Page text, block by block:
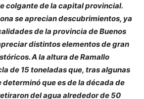
colgante de la capital provincial.
se aprecian descubrimientos, ya
de la provincia de Buenos
distintos elementos de gran
A la altura de Ramallo
de 15 toneladas que, tras algunas
que es de la década de
del agua alrededor de 50